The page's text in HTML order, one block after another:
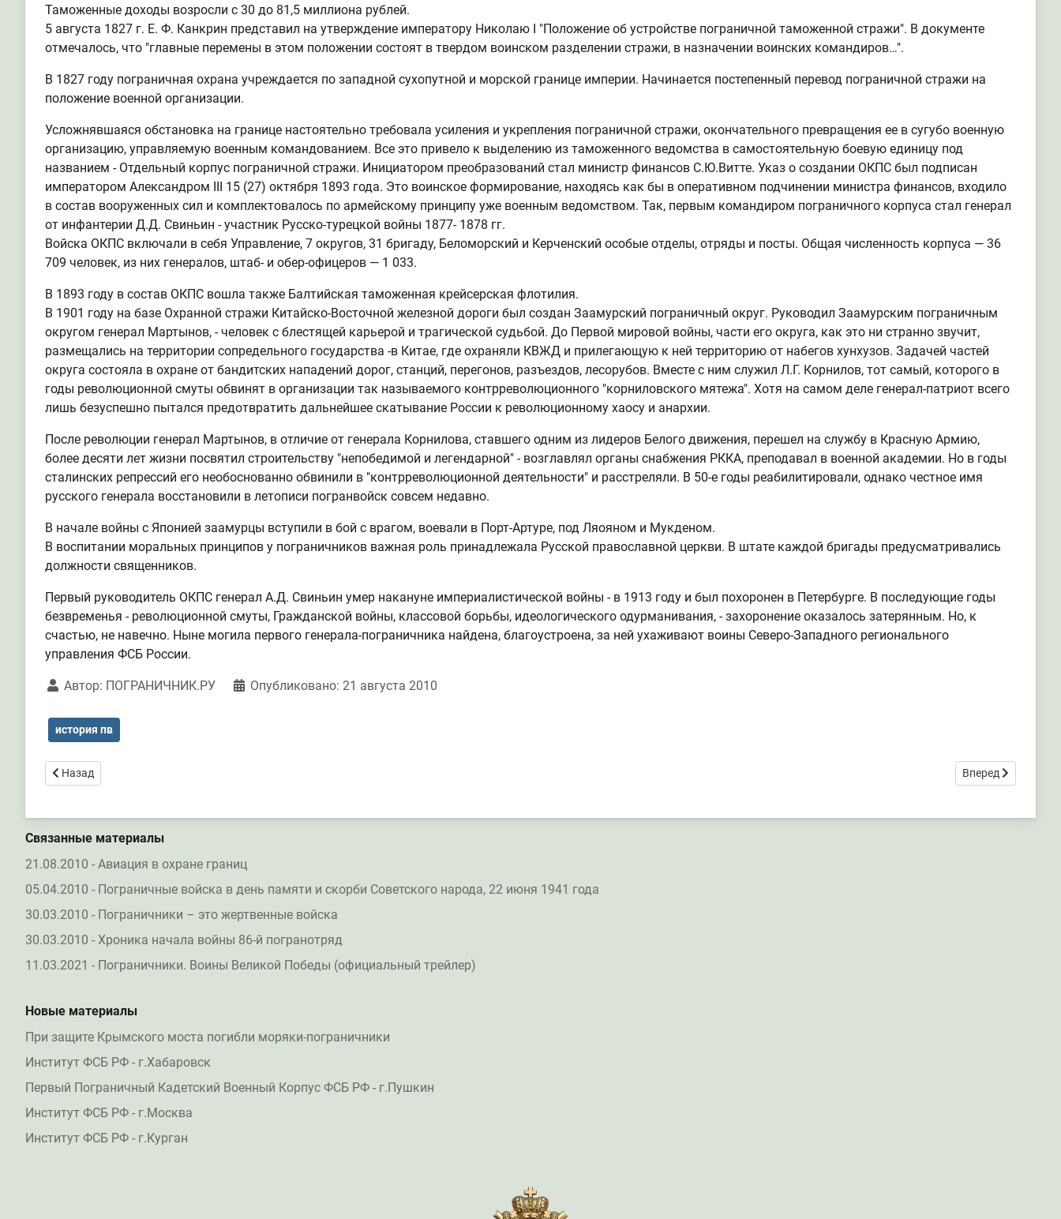
Таможенные доходы возросли с 30 до 81,5 миллиона рублей.
5 августа 1827 г. Е. Ф. Канкрин представил на утверждение императору Николаю I "Положение об устройстве пограничной таможенной стражи". В документе
отмечалось, что "главные перемены в этом положении состоят в твердом воинском разделении стражи, в назначении воинских командиров…".
В 1827 году пограничная охрана учреждается по западной сухопутной и морской границе империи. Начинается постепенный перевод пограничной стражи на
положение военной организации.
Усложнявшаяся обстановка на границе настоятельно требовала усиления и укрепления пограничной стражи, окончательного превращения ее в сугубо военную
организацию, управляемую военным командованием. Все это привело к выделению из таможенного ведомства в самостоятельную боевую единицу под
названием - Отдельный корпус пограничной стражи. Инициатором преобразований стал министр финансов С.Ю.Витте. Указ о создании ОКПС был подписан
императором Александром III 15 (27) октября 1893 года. Это воинское формирование, находясь как бы в оперативном подчинении министра финансов, входило
в состав вооруженных сил и комплектовалось по армейскому принципу уже военным ведомством. Так, первым командиром пограничного корпуса стал генерал
от инфантерии Д.Д. Свиньин - участник Русско-турецкой войны 1877- 1878 гг.
Войска ОКПС включали в себя Управление, 7 округов, 31 бригаду, Беломорский и Керченский особые отделы, отряды и посты. Общая численность корпуса — 36
709 человек, из них генералов, штаб- и обер-офицеров — 1 033.
В 1893 году в состав ОКПС вошла также Балтийская таможенная крейсерская флотилия.
В 1901 году на базе Охранной стражи Китайско-Восточной железной дороги был создан Заамурский пограничный округ. Руководил Заамурским пограничным
округом генерал Мартынов, - человек с блестящей карьерой и трагической судьбой. До Первой мировой войны, части его округа, как это ни странно звучит,
размещались на территории сопредельного государства -в Китае, где охраняли КВЖД и прилегающую к ней территорию от набегов хунхузов. Задачей частей
округа состояла в охране от бандитских нападений дорог, станций, перегонов, разъездов, лесорубов. Вместе с ним служил Л.Г. Корнилов, тот самый, которого в
годы революционной смуты обвинят в организации так называемого контрреволюционного "корниловского мятежа". Хотя на самом деле генерал-патриот всего
лишь безуспешно пытался предотвратить дальнейшее скатывание России к революционному хаосу и анархии.
После революции генерал Мартынов, в отличие от генерала Корнилова, ставшего одним из лидеров Белого движения, перешел на службу в Красную Армию,
более десяти лет жизни посвятил строительству "непобедимой и легендарной" - возглавлял органы снабжения РККА, преподавал в военной академии. Но в годы
сталинских репрессий его необоснованно обвинили в "контрреволюционной деятельности" и расстреляли. В 50-е годы реабилитировали, однако честное имя
русского генерала восстановили в летописи погранвойск совсем недавно.
В начале войны с Японией заамурцы вступили в бой с врагом, воевали в Порт-Артуре, под Ляояном и Мукденом.
В воспитании моральных принципов у пограничников важная роль принадлежала Русской православной церкви. В штате каждой бригады предусматривались
должности священников.
Первый руководитель ОКПС генерал А.Д. Свиньин умер накануне империалистической войны - в 1913 году и был похоронен в Петербурге. В последующие годы
безвременья - революционной смуты, Гражданской войны, классовой борьбы, идеологического одурманивания, - захоронение оказалось затерянным. Но, к
счастью, не навечно. Ныне могила первого генерала-пограничника найдена, благоустроена, за ней ухаживают воины Северо-Западного регионального
управления ФСБ России.
Автор: ПОГРАНИЧНИК.РУ Опубликовано: 21 августа 2010
история пв
Предыдущий: Авиация в охране границ
Назад Следующий:
Вперед
Связанные материалы
21.08.2010 - Авиация в охране границ
05.04.2010 - Пограничные войска в день памяти и скорби Советского народа, 22 июня 1941 года
30.03.2010 - Пограничники – это жертвенные войска
30.03.2010 - Хроника начала войны 86-й погранотряд
11.03.2021 - Пограничники. Воины Великой Победы (официальный трейлер)
Новые материалы
При защите Крымского моста погибли моряки-пограничники
Институт ФСБ РФ - г.Хабаровск
Первый Пограничный Кадетский Военный Корпус ФСБ РФ - г.Пушкин
Институт ФСБ РФ - г.Москва
Институт ФСБ РФ - г.Курган